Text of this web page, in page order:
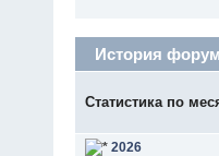
История
Статистика по
2026